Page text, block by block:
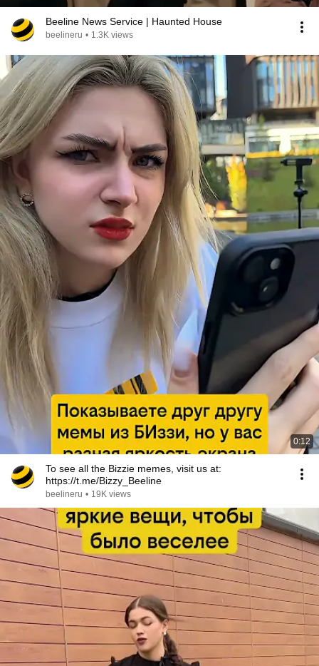
Beeline News Service | Haunted House
beelineru • 1.3K views
0:12
To see all the Bizzie memes, visit us at:
https://t.me/Bizzy_Beeline
beelineru • 19K views